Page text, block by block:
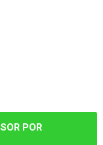
POR